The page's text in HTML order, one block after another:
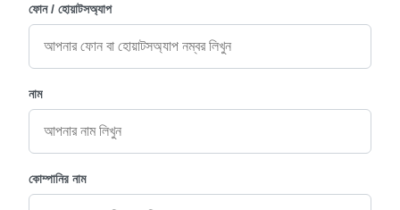
ফোন / হোয়াটসঅ্যাপ
নাম
কোম্পানির নাম